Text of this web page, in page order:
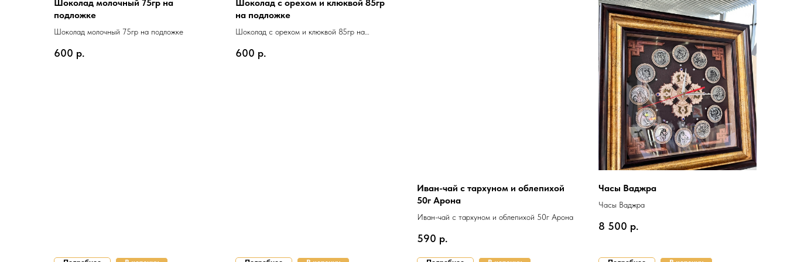
Шоколад молочный 75гр на
подложке
Шоколад молочный 75гр на подложке
600 р.
Шоколад с орехом и клюквой 85гр
на подложке
Шоколад с орехом и клюквой 85гр на
600 р.
Иван-чай с тархуном и облепихой
50г Арона
Иван-чай с тархуном и облепихой 50г Арона
590 р.
Часы Ваджра
Часы Ваджра
8 500 р.